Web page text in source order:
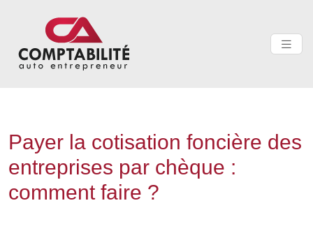
Payer la cotisation foncière des
entreprises par chèque :
comment faire ?